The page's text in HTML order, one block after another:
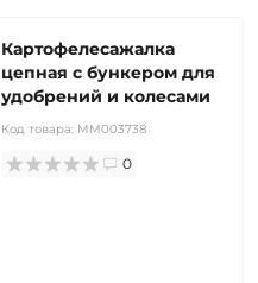
Картофелесажалка
цепная с бункером для
удобрений и колесами
Код товара: MM003738
0